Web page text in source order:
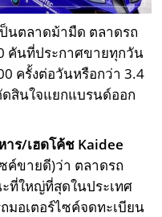
นตลาดม้ามืด ตลาดรถ
คันที่ประกาศขายทุกวัน
ครั้งต่อวันหรือกว่า 3.4
ดสินใจแยกแบรนด์ออก
าร/เฮดโค้ช Kaidee
ค์ขายดี)ว่า ตลาดรถ
ที่ใหญ่ที่สุดในประเทศ
มอเตอร์ไซค์จดทะเบียน